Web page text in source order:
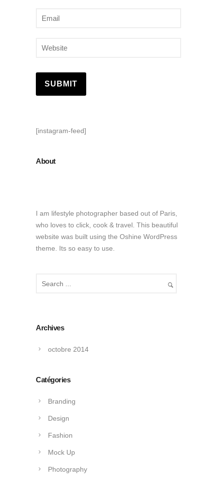
[instagram-feed]
About
I am lifestyle photographer based out of Paris,
who loves to click, cook & travel. This beautiful
website was built using the Oshine WordPress
theme. Its so easy to use.
Archives
octobre 2014
Catégories
Branding
Design
Fashion
Mock Up
Photography